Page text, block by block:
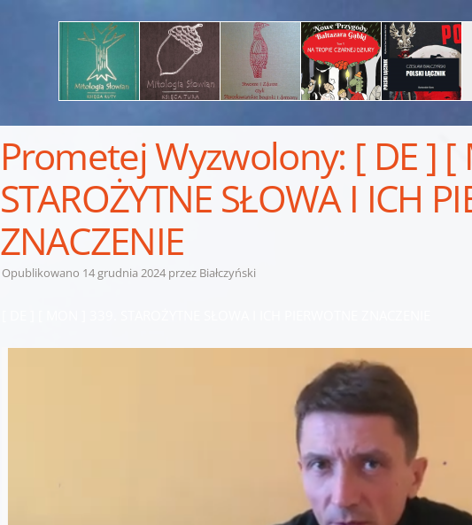
Prometej Wyzwolony: [ DE ] [
STAROŻYTNE SŁOWA I ICH
ZNACZENIE
Opublikowano 14 grudnia 2024 przez Białczyński